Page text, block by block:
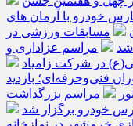
خودرو با آرمان های
مسابقات ورزشی در
شد
مراسم عزاداری و
در شرکت زامیاد
فنی‌وحرفه‌ای؛ بازدید
مراسم بزرگداشت
خودرو برگزار شد